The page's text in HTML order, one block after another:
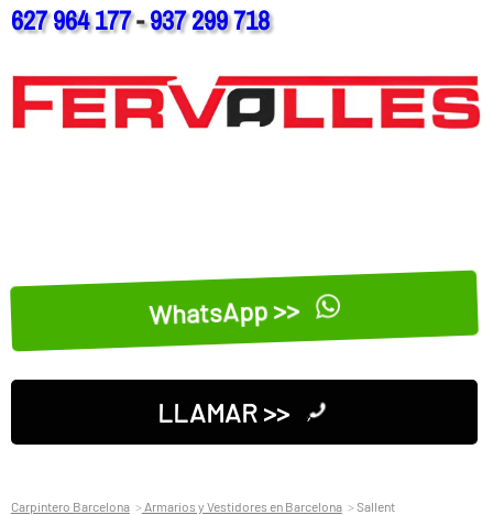
627 964 177-937 299 718
WhatsApp >>
LLAMAR >>
Carpintero Barcelona Armarios y Vestidores en Barcelona Sallent